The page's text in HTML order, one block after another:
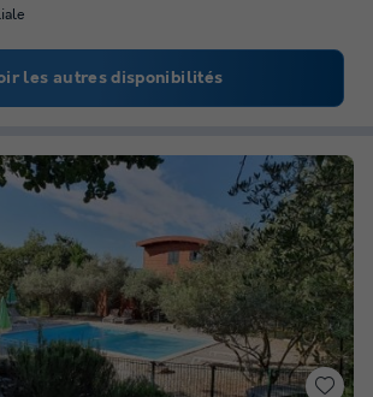
les autres disponibilités